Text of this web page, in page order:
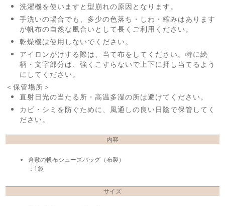
洗濯機を使いますと型崩れの原因となります。
手洗いの場合でも、多少の色落ち・しわ・縮みはあります
が帆布の自然な風合いとして長くご利用ください。
乾燥機は使用しないでください。
アイロンがけする際は、当て布をしてください。特に絵
柄・文字部分は、強くこすらないで上下に押し当てるよう
にしてください。
＜保管場所＞
直射日光の当たる所・高温多湿の所は避けてください。
カビ・シミを防ぐために、風通しの良い日陰で保管してく
ださい。
内容
倉敷の帆布シューズバッグ（布製）
：1袋
サイズ